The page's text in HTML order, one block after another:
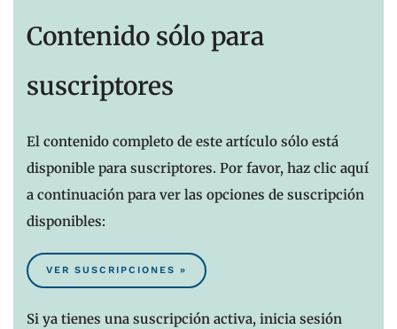
Contenido sólo para
suscriptores
El contenido completo de este artículo sólo está
disponible para suscriptores. Por favor, haz clic aquí
a continuación para ver las opciones de suscripción
disponibles:
VER SUSCRIPCIONES »
Si ya tienes una suscripción activa, inicia sesión